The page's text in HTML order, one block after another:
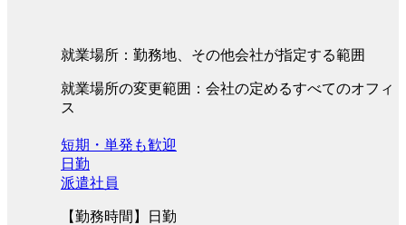
就業場所：勤務地、その他会社が指定する範囲
就業場所の変更範囲：会社の定めるすべてのオフィ
ス
短期・単発も歓迎
日勤
派遣社員
【勤務時間】日勤